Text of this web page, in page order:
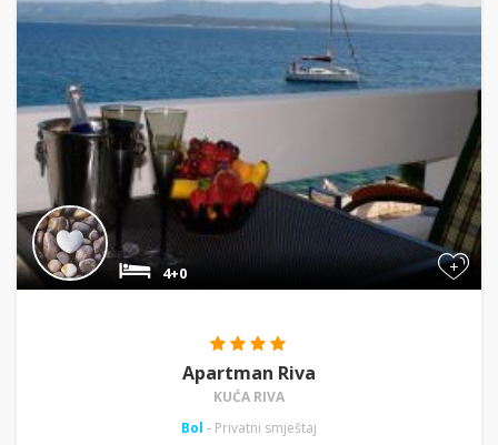
+
4+0
Apartman Riva
KUĆA RIVA
Bol - Privatni smještaj